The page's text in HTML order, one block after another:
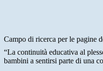
Campo di ricerca per le pagine
“La continuità educativa al
bambini a sentirsi parte di una